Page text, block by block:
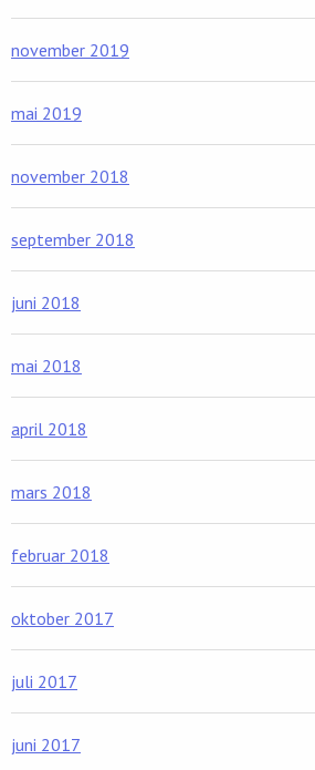
november 2019
mai 2019
november 2018
september 2018
juni 2018
mai 2018
april 2018
mars 2018
februar 2018
oktober 2017
juli 2017
juni 2017